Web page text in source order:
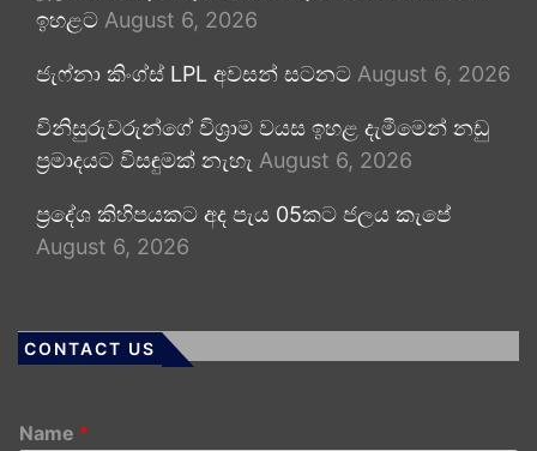
ඉහළට August 6, 2026
ජැෆ්නා කිංග්ස් LPL අවසන් සටනට August 6, 2026
විනිසුරුවරුන්ගේ විශ්‍රාම වයස ඉහළ දැමීමෙන් නඩු
ප්‍රමාදයට විසඳුමක් නැහැ August 6, 2026
ප්‍රදේශ කිහිපයකට අද පැය 05කට ජලය කැපේ
August 6, 2026
CONTACT US
Name *